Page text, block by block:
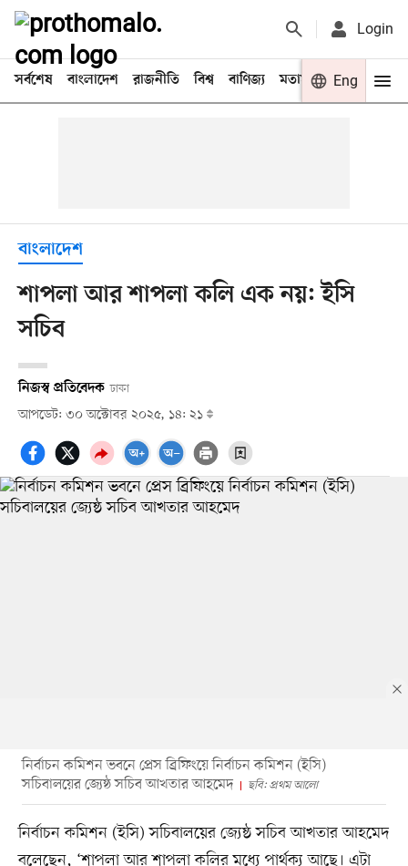
Login
সর্বশেষ বাংলাদেশ রাজনীতি বিশ্ব বাণিজ্য মতামত খেলা
Eng
বাংলাদেশ
শাপলা আর শাপলা কলি এক নয়: ইসি
সচিব
নিজস্ব প্রতিবেদক ঢাকা
আপডেট: ৩০ অক্টোবর ২০২৫, ১৪: ২১
নির্বাচন কমিশন ভবনে প্রেস ব্রিফিংয়ে নির্বাচন কমিশন (ইসি)
সচিবালয়ের জ্যেষ্ঠ সচিব আখতার আহমেদ
ছবি: প্রথম আলো
নির্বাচন কমিশন (ইসি) সচিবালয়ের জ্যেষ্ঠ সচিব আখতার আহমেদ
বলেছেন, ‘শাপলা আর শাপলা কলির মধ্যে পার্থক্য আছে। এটা